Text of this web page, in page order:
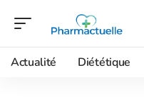
Actualité Diététique